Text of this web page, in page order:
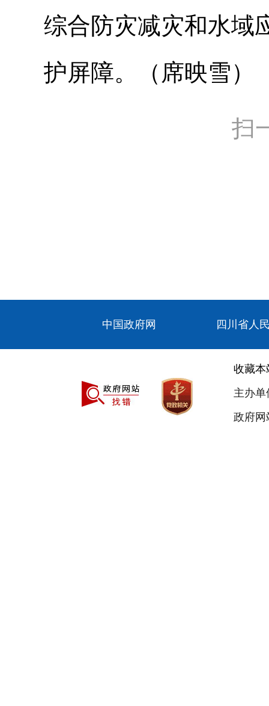
综合防灾减灾和水域
护屏障。（席映雪）
扫
中国政府网 四川省人
收藏本
主办
政府网